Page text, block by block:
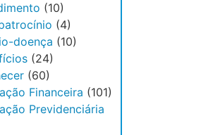
(10)
(4)
doença (10)
(24)
(60)
Financeira (101)
Previdenciária